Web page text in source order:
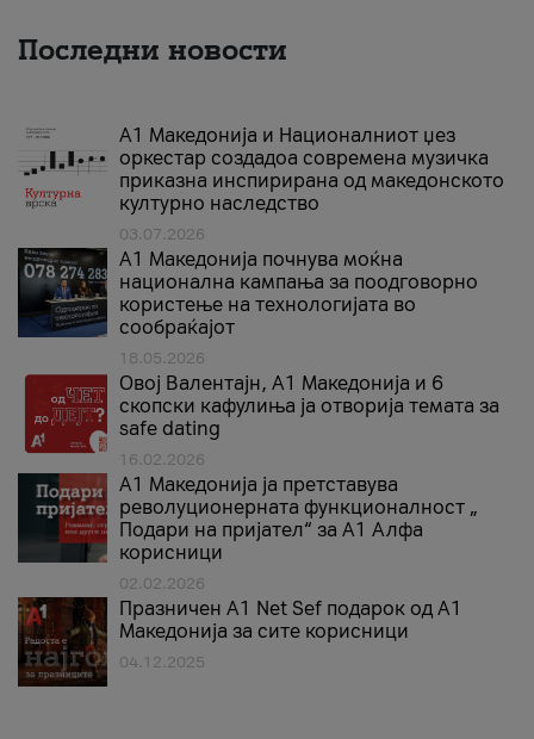
Последни новости
А1 Македонија и Националниот џез
оркестар создадоа современа музичка
приказна инспирирана од македонското
културно наследство
03.07.2026
A1 Македонија почнува моќна
национална кампања за поодговорно
користење на технологијата во
сообраќајот
18.05.2026
Овој Валентајн, A1 Македонија и 6
скопски кафулиња ја отворија темата за
safe dating
16.02.2026
А1 Македонија ја претставува
револуционерната функционалност „
Подари на пријател“ за А1 Алфа
корисници
02.02.2026
Празничен A1 Net Sеf подарок од А1
Македонија за сите корисници
04.12.2025